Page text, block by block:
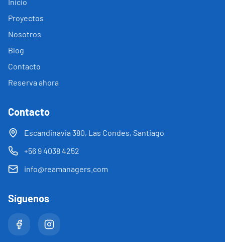
Proyectos
Nosotros
Blog
Contacto
Reserva ahora
Contacto
Escandinavia 380, Las Condes, Santiago
+56 9 4038 4252
info@reamanagers.com
Síguenos